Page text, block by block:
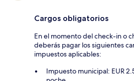
Cargos obligatorios
En el momento del check-in o
deberás pagar los siguientes
impuestos aplicables:
Impuesto municipal: EUR